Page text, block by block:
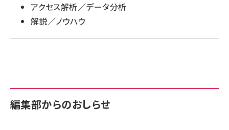
アクセス解析／データ分析
解説／ノウハウ
編集部からのおしらせ